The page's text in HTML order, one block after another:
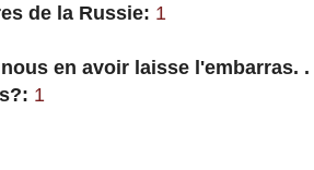
de la Russie: 1
en avoir laisse l'embarras. .
1